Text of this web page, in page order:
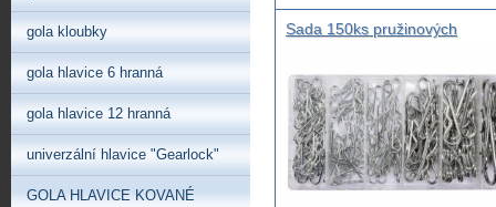
Sada 150ks pružinových
gola kloubky
gola hlavice 6 hranná
gola hlavice 12 hranná
univerzální hlavice "Gearlock"
GOLA HLAVICE KOVANÉ